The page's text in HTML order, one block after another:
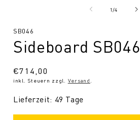
1/von
4
SKU:
SB046
Sideboard SB046
Normaler
Preis
€714,00
inkl. Steuern zzgl. Versand
Lieferzeit: 49 Tage